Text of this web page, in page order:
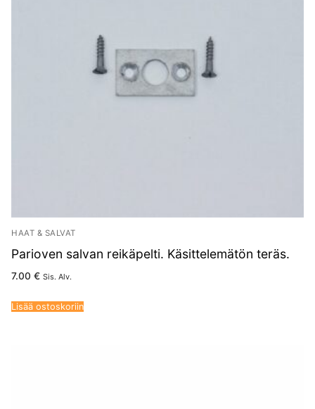
HAAT & SALVAT
Parioven salvan reikäpelti. Käsittelemätön teräs.
7.00 € Sis. Alv.
Lisää ostoskoriin